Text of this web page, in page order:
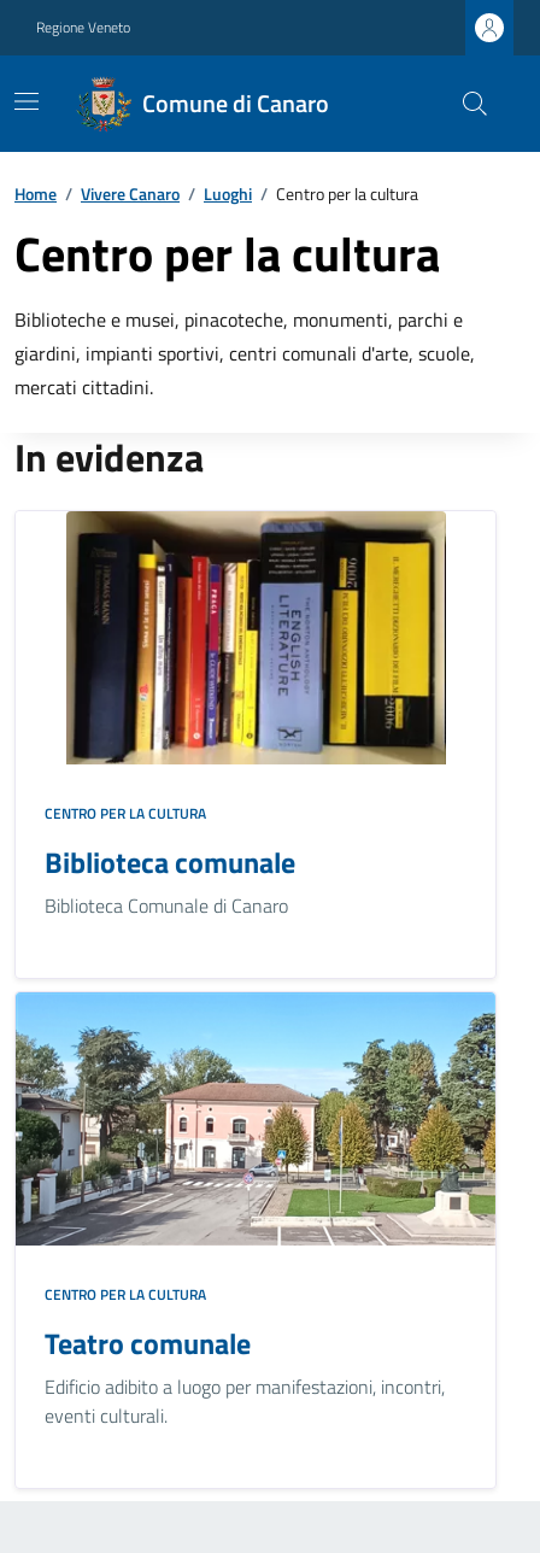
Regione Veneto
Comune di Canaro
Home / Vivere Canaro / Luoghi / Centro per la cultura
Centro per la cultura
Biblioteche e musei, pinacoteche, monumenti, parchi e
giardini, impianti sportivi, centri comunali d'arte, scuole,
mercati cittadini.
In evidenza
CENTRO PER LA CULTURA
Biblioteca comunale
Biblioteca Comunale di Canaro
CENTRO PER LA CULTURA
Teatro comunale
Edificio adibito a luogo per manifestazioni, incontri,
eventi culturali.